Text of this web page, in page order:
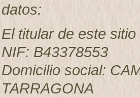
datos:
El titular de este
NIF: B43378553
Domicilio social:
TARRAGONA